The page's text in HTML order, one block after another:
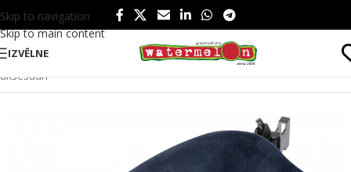
Skip to navigation
Skip to main content
IZVĒLNE
Sākums/ Somas un ceļošana/ Čeļošana
Ceļošanas
aksesuāri